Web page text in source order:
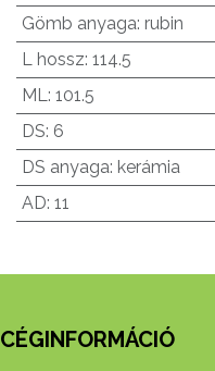
Gömb anyaga: rubin
L hossz: 114.5
ML: 101.5
DS: 6
DS anyaga: kerámia
AD: 11
CÉGINFORMÁCIÓ